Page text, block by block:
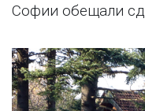
Софии обещали